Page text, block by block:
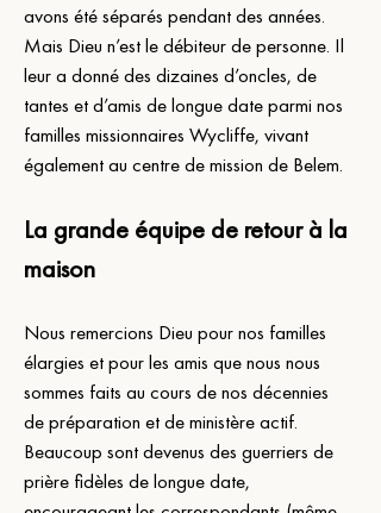
avons été séparés pendant des années.
Mais Dieu n’est le débiteur de personne. Il
leur a donné des dizaines d’oncles, de
tantes et d’amis de longue date parmi nos
familles missionnaires Wycliffe, vivant
également au centre de mission de Belem.
La grande équipe de retour à la
maison
Nous remercions Dieu pour nos familles
élargies et pour les amis que nous nous
sommes faits au cours de nos décennies
de préparation et de ministère actif.
Beaucoup sont devenus des guerriers de
prière fidèles de longue date,